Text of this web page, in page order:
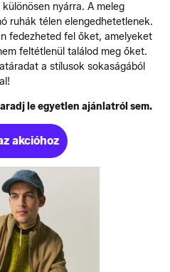
nyárra. A meleg
ruhák télen elengedhetetlenek.
fedezheted fel őket, amelyeket
feltétlenül találod meg őket.
a stílusok sokaságából
le egyetlen ajánlatról sem.
akcióhoz